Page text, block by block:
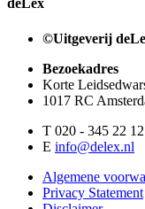
deLex
©Uitgeverij
Bezoekadres
Korte
1017 RC
T 020 - 345 22 12
E info@delex.nl
Algemene
Privacy Statement